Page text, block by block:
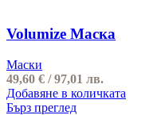
Volumize Маска
Маски
49,60 € / 97,01 лв.
Добавяне в количката
Бърз преглед